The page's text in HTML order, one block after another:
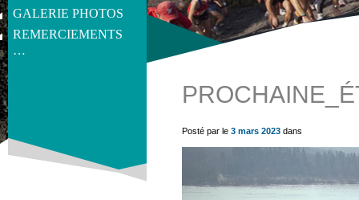
GALERIE PHOTOS
REMERCIEMENTS
…
get_post_meta(get_the_ID(), 'thumb', true) ?>
Posté par le 3 mars 2023 dans